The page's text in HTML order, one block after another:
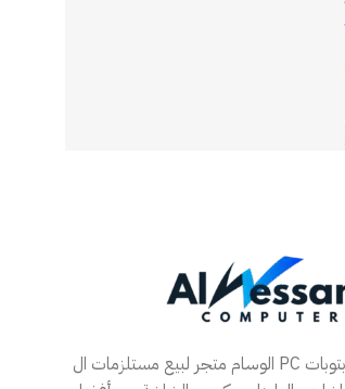
الوسام متجر لبيع مستلزمات ال PC واللابتوبات